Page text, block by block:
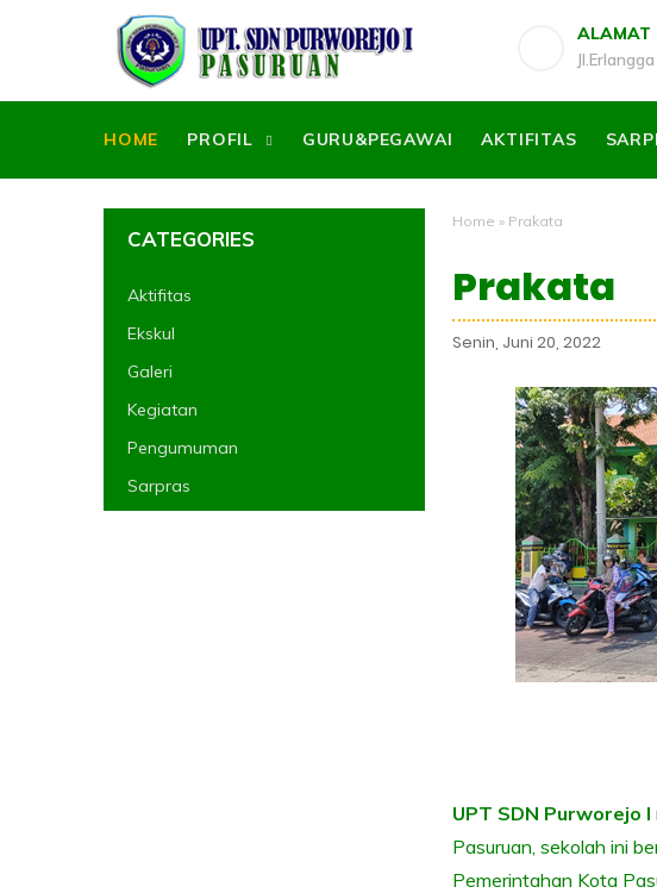
ALAMAT
HOME PROFIL GURU&PEGAWAI AKTIFITAS
Home » Prakata
Prakata
Senin, Juni 20, 2022
UPT SDN Purworejo I
Pasuruan, sekolah ini
Pemerintahan Kota
CATEGORIES
Aktifitas
Ekskul
Galeri
Kegiatan
Pengumuman
Sarpras